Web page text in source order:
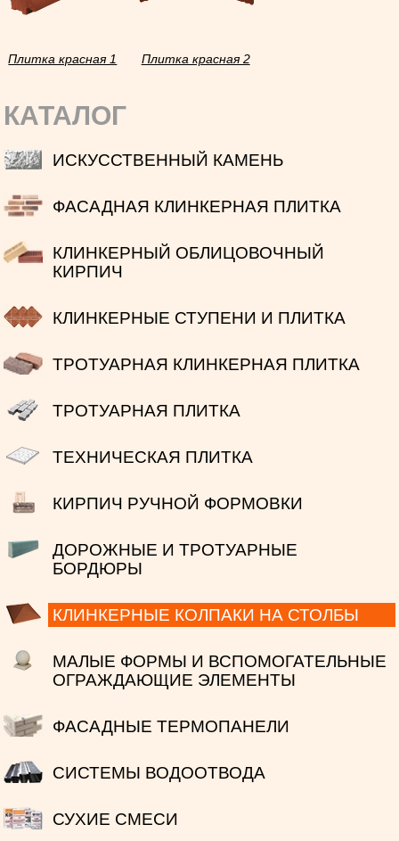
Плитка красная 1 Плитка красная 2
КАТАЛОГ
ИСКУССТВЕННЫЙ КАМЕНЬ
ФАСАДНАЯ КЛИНКЕРНАЯ ПЛИТКА
КЛИНКЕРНЫЙ ОБЛИЦОВОЧНЫЙ
КИРПИЧ
КЛИНКЕРНЫЕ СТУПЕНИ И ПЛИТКА
ТРОТУАРНАЯ КЛИНКЕРНАЯ ПЛИТКА
ТРОТУАРНАЯ ПЛИТКА
ТЕХНИЧЕСКАЯ ПЛИТКА
КИРПИЧ РУЧНОЙ ФОРМОВКИ
ДОРОЖНЫЕ И ТРОТУАРНЫЕ
БОРДЮРЫ
КЛИНКЕРНЫЕ КОЛПАКИ НА СТОЛБЫ
МАЛЫЕ ФОРМЫ И ВСПОМОГАТЕЛЬНЫЕ
ОГРАЖДАЮЩИЕ ЭЛЕМЕНТЫ
ФАСАДНЫЕ ТЕРМОПАНЕЛИ
СИСТЕМЫ ВОДООТВОДА
СУХИЕ СМЕСИ